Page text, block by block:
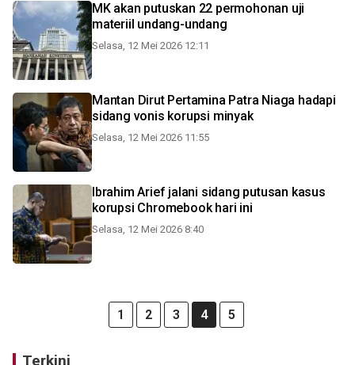
MK akan putuskan 22 permohonan uji
materiil undang-undang
Selasa, 12 Mei 2026 12:11
Mantan Dirut Pertamina Patra Niaga hadapi
sidang vonis korupsi minyak
Selasa, 12 Mei 2026 11:55
Ibrahim Arief jalani sidang putusan kasus
korupsi Chromebook hari ini
Selasa, 12 Mei 2026 8:40
1 2 3 4 5
Terkini